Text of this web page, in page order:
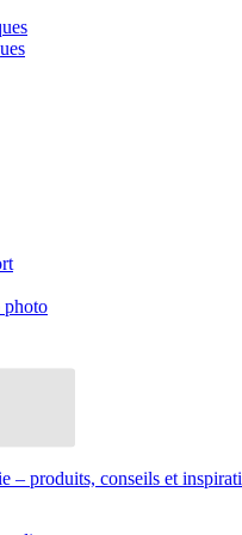
photo
– produits, conseils et